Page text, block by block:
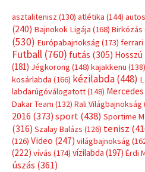
asztalitenisz (130) atlétika (144)
(240) Bajnokok Ligája (168) Birkózás
(530) Európabajnokság (173) ferrari
Futball (760) futás (305) Hosszú
(181) Jégkorong (148) kajakkenu (138)
kosárlabda (166) kézilabda(448)
labdarúgóválogatott(148) Mercedes
Dakar Team (132) Rali Világbajnokság
2016 (373) sport(438) Sportime
(316) Szalay Balázs (126) tenisz
(126) Video (247) világbajnokság
(222) vívás (174) vízilabda (197) Érdi
úszás (361)